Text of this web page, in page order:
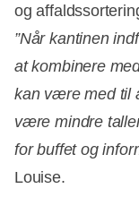
og
”Når kantinen
at kombinere
kan være med til
være mindre
for buffet og
Louise.